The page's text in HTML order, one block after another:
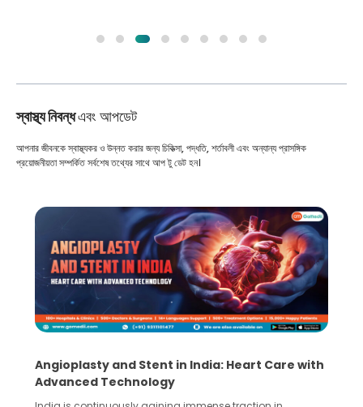
স্বাস্থ্য নিবন্ধএবং আপডেট
আপনার জীবনকে স্বাস্থ্যকর ও উন্নত করার জন্য চিকিত্সা, পদ্ধতি, শর্তাবলী এবং অন্যান্য প্রাসঙ্গিক
প্রয়োজনীয়তা সম্পর্কিত সর্বশেষ তথ্যের সাথে আপ টু ডেট হন।
Angioplasty and Stent in India: Heart Care with
Advanced Technology